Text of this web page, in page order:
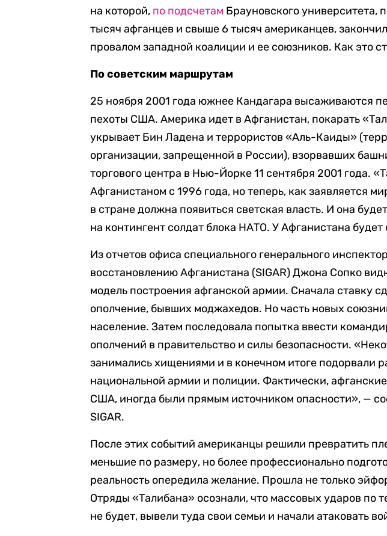
на которой, по подсчетам Брауновского университета,
тысяч афганцев и свыше 6 тысяч американцев,
провалом западной коалиции и ее союзников. Как это
По советским маршрутам
25 ноября 2001 года южнее Кандагара высаживаются
пехоты США. Америка идет в Афганистан, покарать
укрывает Бин Ладена и террористов «Аль-Каиды»
организации, запрещенной в России), взорвавших
торгового центра в Нью-Йорке 11 сентября 2001 года.
Афганистаном с 1996 года, но теперь, как заявляется
в стране должна появиться светская власть. И она
на контингент солдат блока НАТО. У Афганистана будет
Из отчетов офиса специального генерального
восстановлению Афганистана (SIGAR) Джона Сопко
модель построения афганской армии. Сначала ставку
ополчение, бывших моджахедов. Но часть новых
население. Затем последовала попытка ввести
ополчений в правительство и силы безопасности.
занимались хищениями и в конечном итоге подорвали
национальной армии и полиции. Фактически,
США, иногда были прямым источником опасности», —
SIGAR.
После этих событий американцы решили превратить
меньшие по размеру, но более профессионально
реальность опередила желание. Прошла не только
Отряды «Талибана» осознали, что массовых ударов по
не будет, вывели туда свои семьи и начали атаковать